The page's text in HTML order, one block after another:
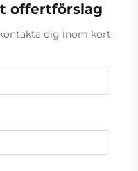
offertförslag
dig inom kort.